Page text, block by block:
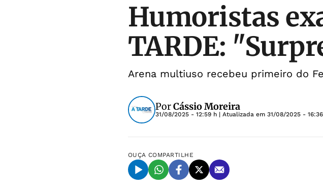
Humoristas
TARDE:
Arena multiuso recebeu primeiro do
PorCássio Moreira
31/08/2025 - 12:59 h | Atualizada em 31/08/2025 - 16:36
OUÇA COMPARTILHE